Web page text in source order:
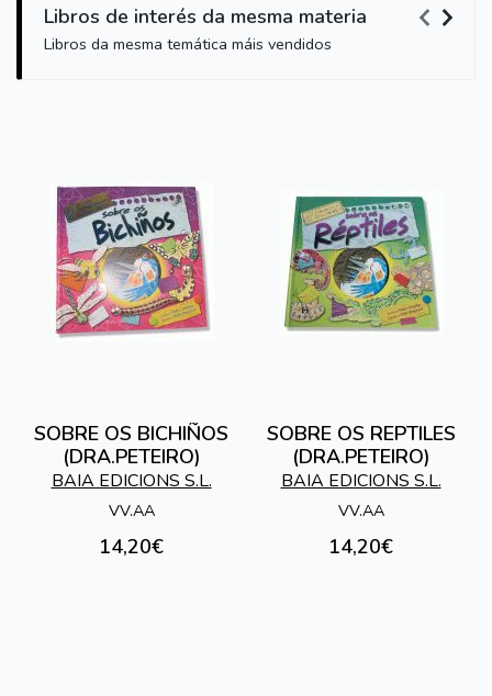
Libros de interés da mesma materia
Libros da mesma temática máis vendidos
SOBRE OS BICHIÑOS
(DRA.PETEIRO)
BAIA EDICIONS S.L.
VV.AA
14,20€
SOBRE OS REPTILES
(DRA.PETEIRO)
BAIA EDICIONS S.L.
VV.AA
14,20€